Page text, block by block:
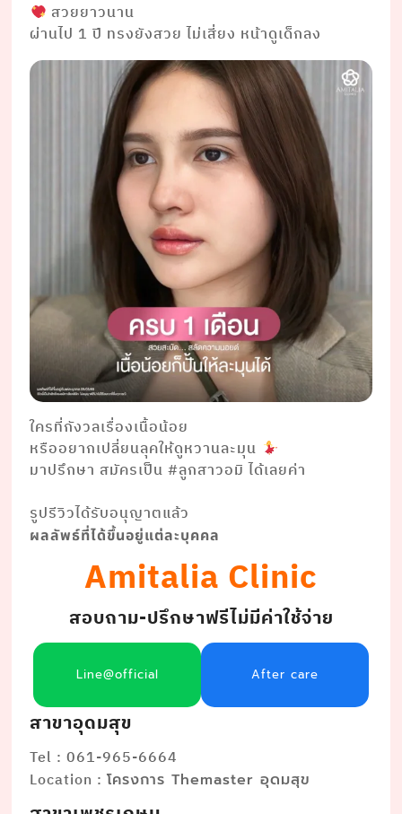
สวยยาวนาน
ผ่านไป 1 ปี ทรงยังสวย ไม่เสี่ยง หน้าดูเด็กลง
ใครที่กังวลเรื่องเนื้อน้อย
หรืออยากเปลี่ยนลุคให้ดูหวานละมุน
มาปรึกษา สมัครเป็น #ลูกสาวอมิ ได้เลยค่า
รูปรีวิวได้รับอนุญาตแล้ว
ผลลัพธ์ที่ได้ขึ้นอยู่แต่ละบุคคล
Amitalia Clinic
สอบถาม-ปรึกษาฟรีไม่มีค่าใช้จ่าย
Line@official After care
สาขาอุดมสุข
Tel : 061-965-6664
Location :โครงการ Themaster อุดมสุข